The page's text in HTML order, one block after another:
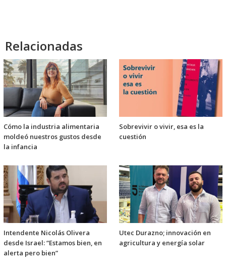
Relacionadas
Cómo la industria alimentaria
moldeó nuestros gustos desde
la infancia
Sobrevivir o vivir, esa es la
cuestión
Intendente Nicolás Olivera
desde Israel: “Estamos bien, en
alerta pero bien”
Utec Durazno; innovación en
agricultura y energía solar